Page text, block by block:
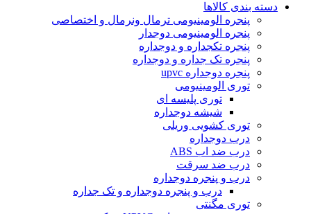
دسته بندی کالاها
پنجره الومینیومی ترمال ونرمال و اختصاصی
پنجره الومینیومی دوجدار
پنجره تکجداره و دوجداره
پنجره تک جداره و دوجداره
پنجره دوجداره upvc
توری الومینیومی
توری پلیسه ای
شیشه دوجداره
توری کشویی وریلی
درب دوجداره
درب ضد اب ABS
درب ضد سرقت
درب و پنجره دوجداره
درب و پنجره دوجداره و تک جداره
توری مگنتی